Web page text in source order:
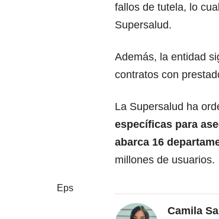
fallos de tutela, lo
Supersalud.
Además, la entidad
contratos con
La Supersalud ha
específicas para
abarca 16
millones de usuarios.
Eps
Camila